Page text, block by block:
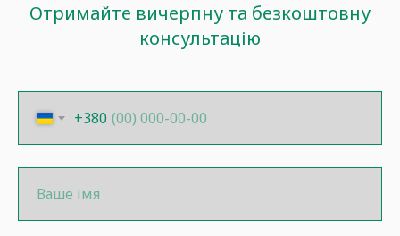
Отримайте вичерпну та безкоштовну
консультацію
+380